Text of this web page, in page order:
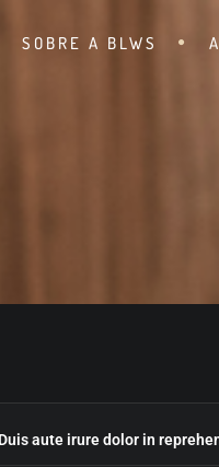
SOBRE A BLWS
Duis aute irure dolor in